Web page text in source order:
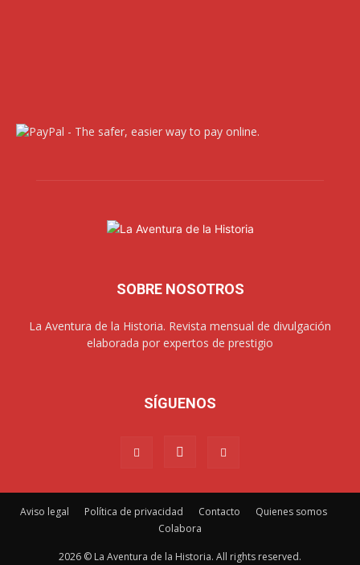
SOBRE NOSOTROS
La Aventura de la Historia. Revista mensual de divulgación
elaborada por expertos de prestigio
SÍGUENOS
Aviso legal Política de privacidad Contacto
Quienes somos
Colabora
2026 © La Aventura de la Historia. All rights reserved.